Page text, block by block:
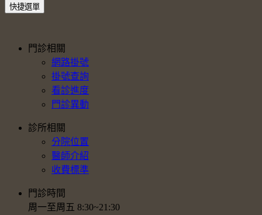
快捷選單
門診相關
網路掛號
掛號查詢
看診進度
門診異動
診所相關
分院位置
醫師介紹
收費標準
門診時間
周一至周五 8:30~21:30